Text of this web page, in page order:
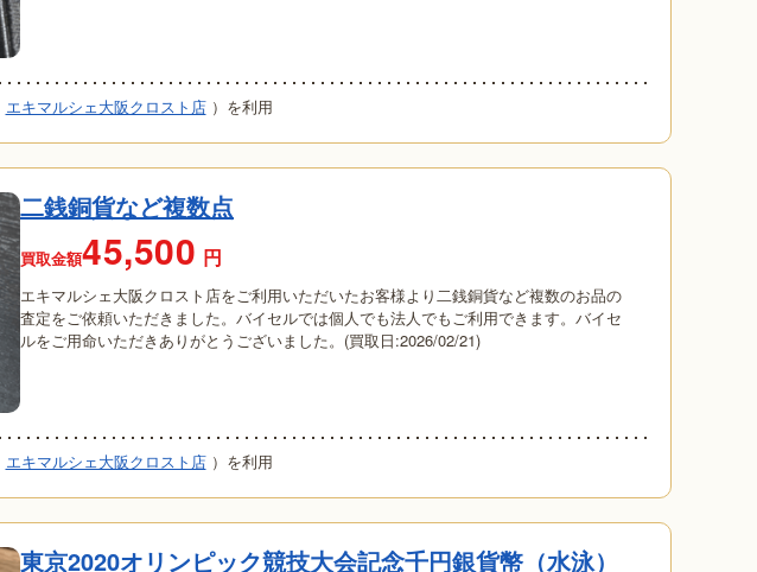
エキマルシェ大阪クロスト店 ）を利用
二銭銅貨など複数点
買取金額45,500 円
エキマルシェ大阪クロスト店をご利用いただいたお客様より二銭銅貨など複数のお品の
査定をご依頼いただきました。バイセルでは個人でも法人でもご利用できます。バイセ
ルをご用命いただきありがとうございました。(買取日:2026/02/21)
エキマルシェ大阪クロスト店 ）を利用
東京2020オリンピック競技大会記念千円銀貨幣（水泳）